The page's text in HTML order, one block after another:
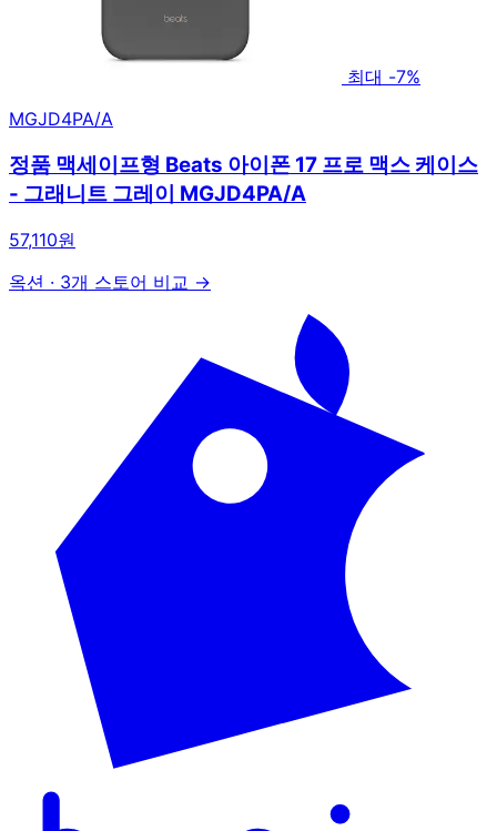
최대 -7%
MGJD4PA/A
정품 맥세이프형 Beats 아이폰 17 프로 맥스 케이스
- 그래니트 그레이 MGJD4PA/A
57,110원
옥션 · 3개 스토어 비교 →